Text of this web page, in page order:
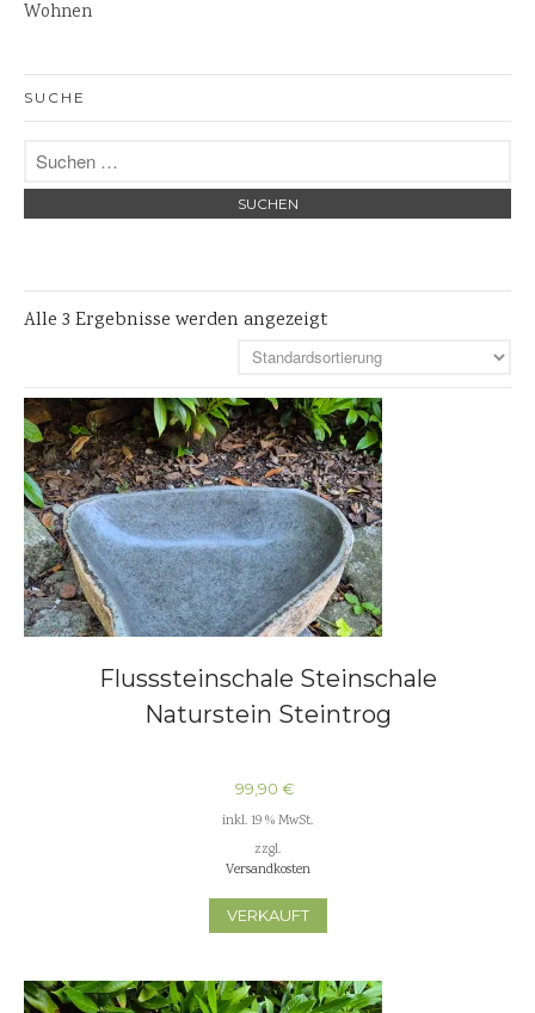
Wohnen
SUCHE
Alle 3 Ergebnisse werden angezeigt
Flusssteinschale Steinschale
Naturstein Steintrog
99,90 €
inkl. 19 % MwSt.
zzgl.
Versandkosten
VERKAUFT